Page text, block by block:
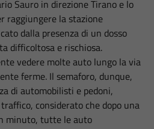
Sauro in direzione Tirano e lo
raggiungere la stazione
dalla presenza di un dosso
difficoltosa e rischiosa.
vedere molte auto lungo la via
ferme. Il semaforo, dunque,
di automobilisti e pedoni,
considerato che dopo una
minuto, tutte le auto